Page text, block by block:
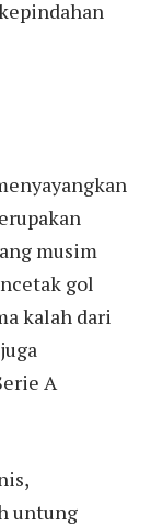
musim
gol
kalah dari
A
untung